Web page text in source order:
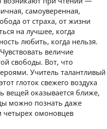
самоуверенная,
от страха, от жизни
на лучшее, когда
любить, когда нельзя.
величие
свободы. Вот, что
Учитель талантливый
глоток свежего воздуха
вещей оказывается ближе,
можно познать даже
четырех омоновцев